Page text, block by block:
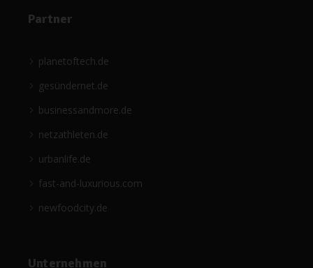
Partner
planetoftech.de
gesündernet.de
businessandmore.de
netzathleten.de
urbanlife.de
fast-and-luxurious.com
newfoodcity.de
Unternehmen